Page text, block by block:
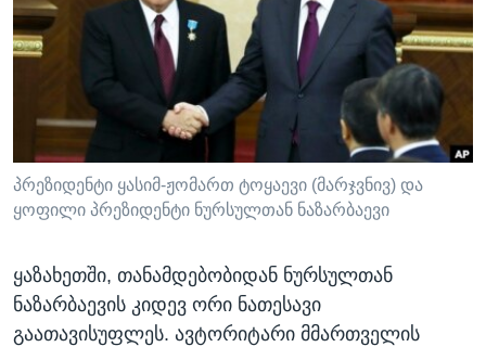
ᲡᲢᲣᲓᲘᲐ ᲕᲐᲨᲘᲜᲒᲢᲝᲜᲘ
ᲔᲙᲝᲜᲝᲛᲘᲙᲐ
ᲯᲐᲜᲛᲠᲗᲔᲚᲝᲑᲐ
ᲛᲔᲪᲜᲘᲔᲠᲔᲑᲐ
ᲙᲣᲚᲢᲣᲠᲐ
ᲒᲐᲚᲘᲚᲔᲝ
Learning English
ᲗᲕᲐᲚᲘ ᲒᲕᲐᲓᲔᲕᲜᲔᲗ
ენები
პრეზიდენტი ყასიმ-ჟომართ ტოყაევი (მარჯვნივ) და
ყოფილი პრეზიდენტი ნურსულთან ნაზარბაევი
ყაზახეთში, თანამდებობიდან ნურსულთან
ნაზარბაევის კიდევ ორი ნათესავი
გაათავისუფლეს. ავტორიტარი მმართველის